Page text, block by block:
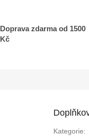
Doprava zdarma od 1500
Kč
Kategorie: